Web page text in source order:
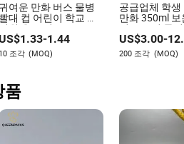
귀여운 만화 버스 물병
빨대 컵 어린이 학교 유
치원 음료 컵
US$1.33-1.44
10 조각 (MOQ)
공급업체 학생
만화 350ml
리스 스틸 물
US$3.00-
200 조각 (MOQ)
품